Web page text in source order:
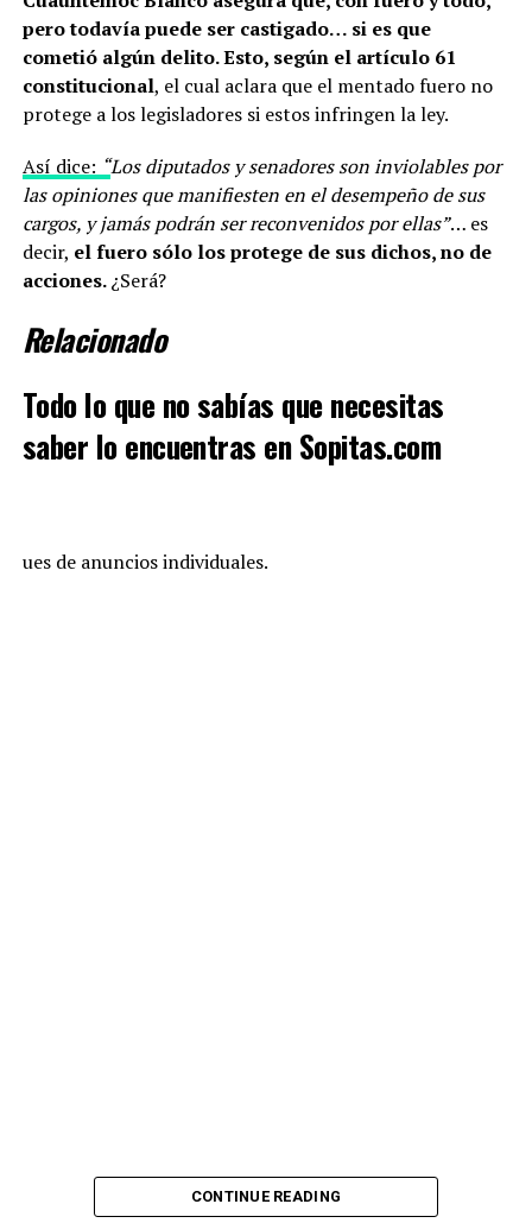
pero todavía puede ser castigado… si es que
cometió algún delito. Esto, según el artículo 61
constitucional, el cual aclara que el mentado fuero no
protege a los legisladores si estos infringen la ley.
Así dice: “Los diputados y senadores son inviolables por
las opiniones que manifiesten en el desempeño de sus
cargos, y jamás podrán ser reconvenidos por ellas”… es
decir, el fuero sólo los protege de sus dichos, no de
acciones.¿Será?
Relacionado
Todo lo que no sabías que necesitas
saber lo encuentras en Sopitas.com
ues de anuncios individuales.
Source link
CONTINUE READING